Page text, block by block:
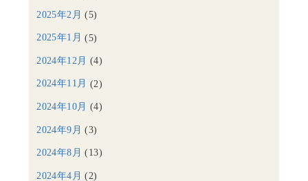
2025年2月 (5)
2025年1月 (5)
2024年12月 (4)
2024年11月 (2)
2024年10月 (4)
2024年9月 (3)
2024年8月 (13)
2024年4月 (2)